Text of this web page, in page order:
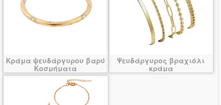
Κράμα ψευδάργυρου βαρύ
Κοσμήματα
Ψευδάργυρος βραχιόλι
κράμα